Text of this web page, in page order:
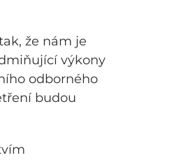
že nám je
výkony
odborného
budou